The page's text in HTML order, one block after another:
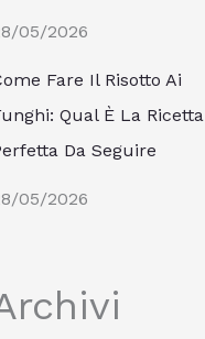
05/2026
Fare Il Risotto Ai
Qual È La Ricetta
Da Seguire
05/2026